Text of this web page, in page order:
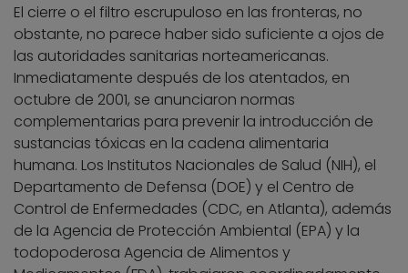
El cierre o el filtro escrupuloso en las fronteras, no
obstante, no parece haber sido suficiente a ojos de
las autoridades sanitarias norteamericanas.
Inmediatamente después de los atentados, en
octubre de 2001, se anunciaron normas
complementarias para prevenir la introducción de
sustancias tóxicas en la cadena alimentaria
humana. Los Institutos Nacionales de Salud (NIH), el
Departamento de Defensa (DOE) y el Centro de
Control de Enfermedades (CDC, en Atlanta), además
de la Agencia de Protección Ambiental (EPA) y la
todopoderosa Agencia de Alimentos y